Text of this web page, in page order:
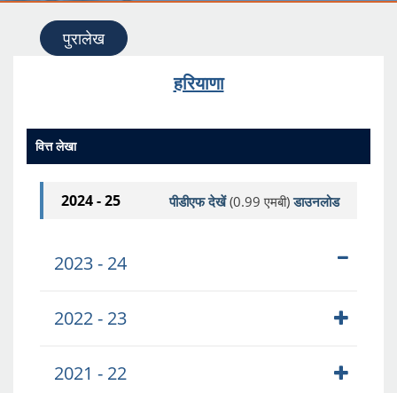
पुरालेख
हरियाणा
वित्त लेखा
2024 - 25 पीडीएफ देखें(0.99 एमबी)डाउनलोड
2023 - 24
2022 - 23
2021 - 22